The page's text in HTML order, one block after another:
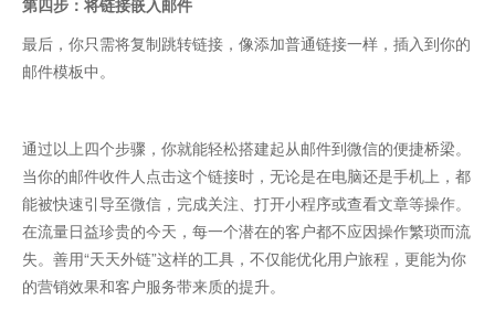
第四步：将链接嵌入邮件
最后，你只需将复制跳转链接，像添加普通链接一样，插入到你的
邮件模板中。
通过以上四个步骤，你就能轻松搭建起从邮件到微信的便捷桥梁。
当你的邮件收件人点击这个链接时，无论是在电脑还是手机上，都
能被快速引导至微信，完成关注、打开小程序或查看文章等操作。
在流量日益珍贵的今天，每一个潜在的客户都不应因操作繁琐而流
失。善用“天天外链”这样的工具，不仅能优化用户旅程，更能为你
的营销效果和客户服务带来质的提升。